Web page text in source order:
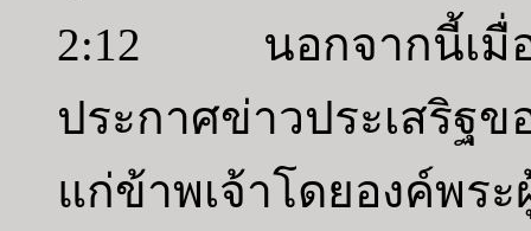
2:12 นอกจากนี้เมื่อข้
ประกาศข่าวประเสริฐ
แก่ข้าพเจ้าโดยองค์พระ